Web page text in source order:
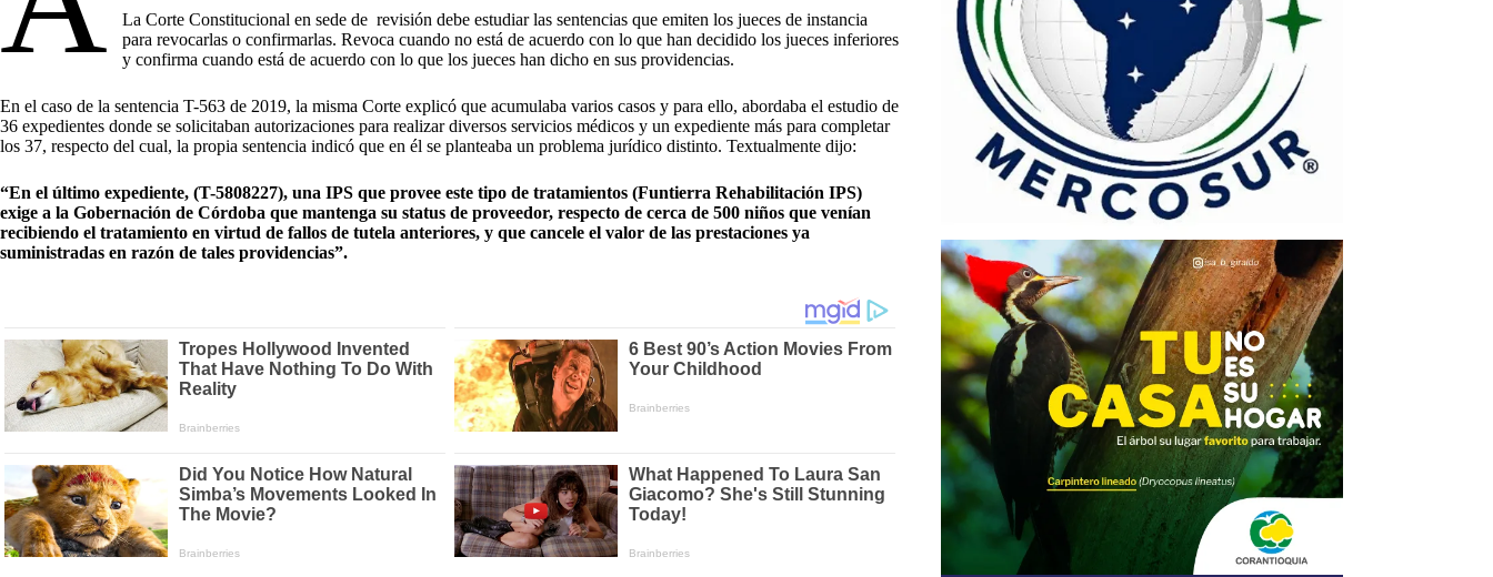
La Corte Constitucional en sede de revisión debe estudiar las sentencias que emiten los jueces de instancia
para revocarlas o confirmarlas. Revoca cuando no está de acuerdo con lo que han decidido los jueces inferiores
y confirma cuando está de acuerdo con lo que los jueces han dicho en sus providencias.
En el caso de la sentencia T-563 de 2019, la misma Corte explicó que acumulaba varios casos y para ello, abordaba el estudio de
36 expedientes donde se solicitaban autorizaciones para realizar diversos servicios médicos y un expediente más para completar
los 37, respecto del cual, la propia sentencia indicó que en él se planteaba un problema jurídico distinto. Textualmente dijo:
“En el último expediente, (T-5808227), una IPS que provee este tipo de tratamientos (Funtierra Rehabilitación IPS)
exige a la Gobernación de Córdoba que mantenga su status de proveedor, respecto de cerca de 500 niños que venían
recibiendo el tratamiento en virtud de fallos de tutela anteriores, y que cancele el valor de las prestaciones ya
suministradas en razón de tales providencias”.